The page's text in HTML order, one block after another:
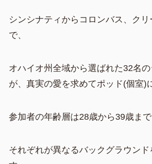
シンシナティからコロンバス、クリ
で、
オハイオ州全域から選ばれた32名
が、真実の愛を求めてポッド(個室)
参加者の年齢層は28歳から39歳まで
それぞれが異なるバックグラウンド